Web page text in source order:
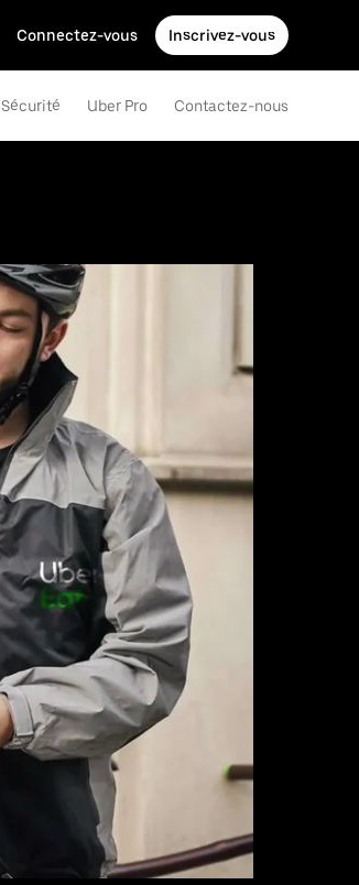
Connectez-vous Inscrivez-vous
Sécurité Uber Pro Contactez-nous